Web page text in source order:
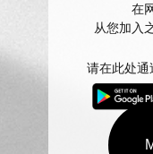
在
从您加入
请在此处通